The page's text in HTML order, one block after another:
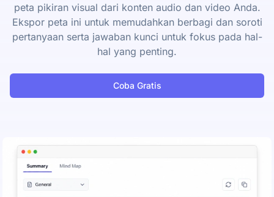
peta pikiran visual dari konten audio dan video Anda.
Ekspor peta ini untuk memudahkan berbagi dan soroti
pertanyaan serta jawaban kunci untuk fokus pada hal-
hal yang penting.
Coba Gratis